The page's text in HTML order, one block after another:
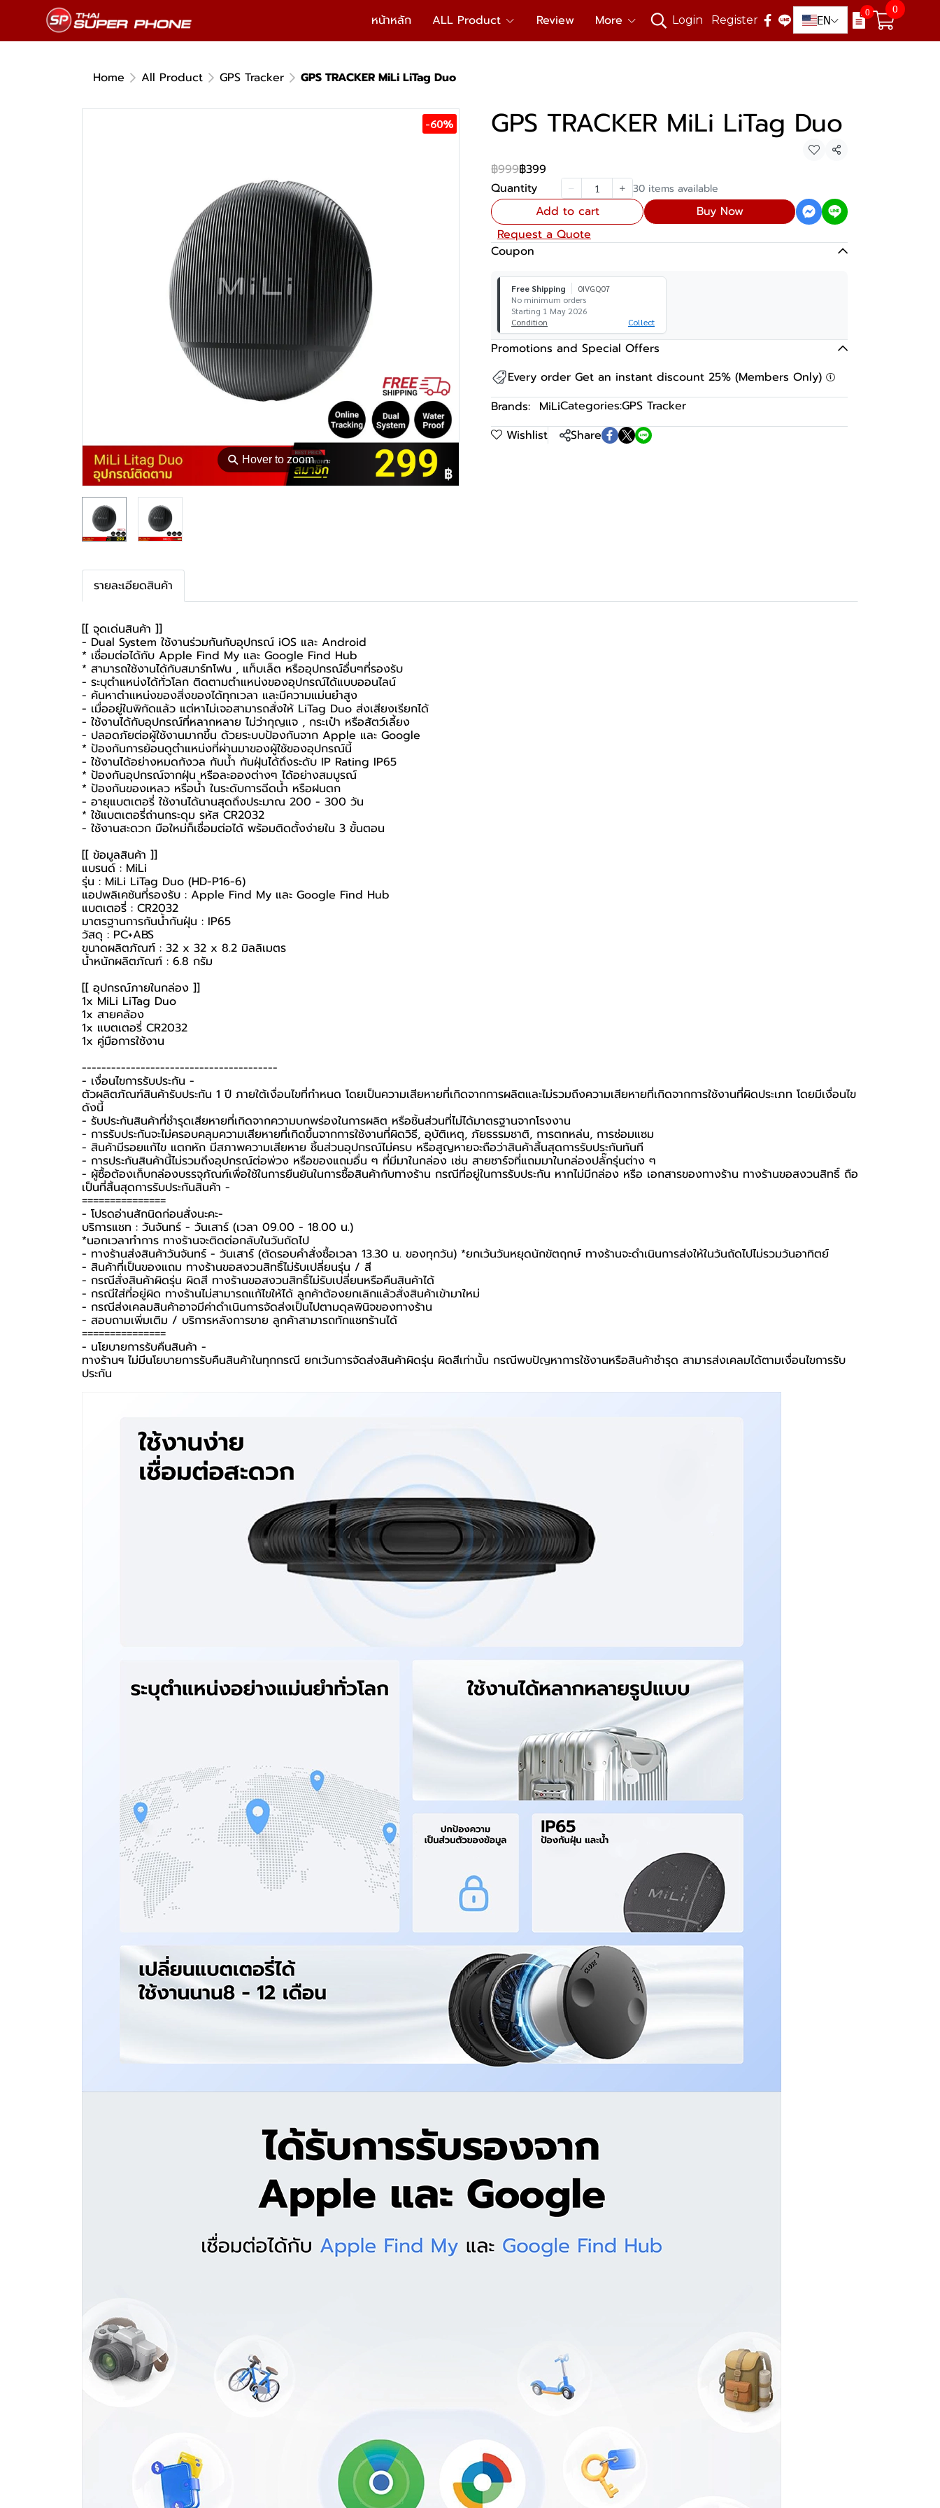
หน้าหลัก ALL Product Review More Login Register EN
0 0
Home All Product GPS Tracker GPS TRACKER MiLi LiTag Duo
⚲ Hover to zoom
-60% GPS TRACKER MiLi LiTag Duo
Share
฿999฿399
Quantity
30 items available
Add to cart
Buy Now
Request a Quote
Coupon
Free Shipping
0IVGQ07
No minimum orders
Starting 1 May 2026
Condition
Collect
Promotions and Special Offers
Every order Get an instant discount 25% (Members Only)
Brands: MiLiCategories:GPS Tracker
Wishlist
Share
รายละเอียดสินค้า
[[ จุดเด่นสินค้า ]]
- Dual System ใช้งานร่วมกันกับอุปกรณ์ iOS และ Android
* เชื่อมต่อได้กับ Apple Find My และ Google Find Hub
* สามารถใช้งานได้กับสมาร์ทโฟน , แท็บเล็ต หรืออุปกรณ์อื่นๆที่รองรับ
- ระบุตำแหน่งได้ทั่วโลก ติดตามตำแหน่งของอุปกรณ์ได้แบบออนไลน์
- ค้นหาตำแหน่งของสิ่งของได้ทุกเวลา และมีความแม่นยำสูง
- เมื่ออยู่ในพิกัดแล้ว แต่หาไม่เจอสามารถสั่งให้ LiTag Duo ส่งเสียงเรียกได้
- ใช้งานได้กับอุปกรณ์ที่หลากหลาย ไม่ว่ากุญแจ , กระเป๋า หรือสัตว์เลี้ยง
- ปลอดภัยต่อผู้ใช้งานมากขึ้น ด้วยระบบป้องกันจาก Apple และ Google
* ป้องกันการย้อนดูตำแหน่งที่ผ่านมาของผู้ใช้ของอุปกรณ์นี้
- ใช้งานได้อย่างหมดกังวล กันน้ำ กันฝุ่นได้ถึงระดับ IP Rating IP65
* ป้องกันอุปกรณ์จากฝุ่น หรือละอองต่างๆ ได้อย่างสมบูรณ์
* ป้องกันของเหลว หรือน้ำ ในระดับการฉีดน้ำ หรือฝนตก
- อายุแบตเตอรี่ ใช้งานได้นานสุดถึงประมาณ 200 - 300 วัน
* ใช้แบตเตอรี่ถ่านกระดุม รหัส CR2032
- ใช้งานสะดวก มือใหม่ก็เชื่อมต่อได้ พร้อมติดตั้งง่ายใน 3 ขั้นตอน
[[ ข้อมูลสินค้า ]]
แบรนด์ : MiLi
รุ่น : MiLi LiTag Duo (HD-P16-6)
แอปพลิเคชันที่รองรับ : Apple Find My และ Google Find Hub
แบตเตอรี่ : CR2032
มาตรฐานการกันน้ำกันฝุ่น : IP65
วัสดุ : PC+ABS
ขนาดผลิตภัณฑ์ : 32 x 32 x 8.2 มิลลิเมตร
น้ำหนักผลิตภัณฑ์ : 6.8 กรัม
[[ อุปกรณ์ภายในกล่อง ]]
1x MiLi LiTag Duo
1x สายคล้อง
1x แบตเตอรี่ CR2032
1x คู่มือการใช้งาน
----------------------------------------
-️ เงื่อนไขการรับประกัน -️
ตัวผลิตภัณฑ์สินค้ารับประกัน 1 ปี ภายใต้เงื่อนไขที่กำหนด โดยเป็นความเสียหายที่เกิดจากการผลิตและไม่รวมถึงความเสียหายที่เกิดจากการใช้งานที่ผิดประเภท โดยมีเงื่อนไข
ดังนี้
- รับประกันสินค้าที่ชำรุดเสียหายที่เกิดจากความบกพร่องในการผลิต หรือชิ้นส่วนที่ไม่ได้มาตรฐานจากโรงงาน
- การรับประกันจะไม่ครอบคลุมความเสียหายที่เกิดขึ้นจากการใช้งานที่ผิดวิธี, อุบัติเหตุ, ภัยธรรมชาติ, การตกหล่น, การซ่อมแซม
- สินค้ามีรอยแก้ไข แตกหัก มีสภาพความเสียหาย ชิ้นส่วนอุปกรณ์ไม่ครบ หรือสูญหายจะถือว่าสินค้าสิ้นสุดการรับประกันทันที
- การประกันสินค้านี้ไม่รวมถึงอุปกรณ์ต่อพ่วง หรือของแถมอื่น ๆ ที่มีมาในกล่อง เช่น สายชาร์จที่แถมมาในกล่องปลั๊กรุ่นต่าง ๆ
-️ ผู้ซื้อต้องเก็บกล่องบรรจุภัณฑ์เพื่อใช้ในการยืนยันในการซื้อสินค้ากับทางร้าน กรณีที่อยู่ในการรับประกัน หากไม่มีกล่อง หรือ เอกสารของทางร้าน ทางร้านขอสงวนสิทธิ์ ถือ
เป็นที่สิ้นสุดการรับประกันสินค้า -️
===============
-️ โปรดอ่านสักนิดก่อนสั่งนะคะ-️
บริการแชท : วันจันทร์ - วันเสาร์ (เวลา 09.00 - 18.00 น.)
*นอกเวลาทำการ ทางร้านจะติดต่อกลับในวันถัดไป
- ทางร้านส่งสินค้าวันจันทร์ - วันเสาร์ (ตัดรอบคำสั่งซื้อเวลา 13.30 น. ของทุกวัน) *ยกเว้นวันหยุดนักขัตฤกษ์ ทางร้านจะดำเนินการส่งให้ในวันถัดไปไม่รวมวันอาทิตย์
- สินค้าที่เป็นของแถม ทางร้านขอสงวนสิทธิ์ไม่รับเปลี่ยนรุ่น / สี
- กรณีสั่งสินค้าผิดรุ่น ผิดสี ทางร้านขอสงวนสิทธิ์ไม่รับเปลี่ยนหรือคืนสินค้าได้
- กรณีใส่ที่อยู่ผิด ทางร้านไม่สามารถแก้ไขให้ได้ ลูกค้าต้องยกเลิกแล้วสั่งสินค้าเข้ามาใหม่
- กรณีส่งเคลมสินค้าอาจมีค่าดำเนินการจัดส่งเป็นไปตามดุลพินิจของทางร้าน
- สอบถามเพิ่มเติม / บริการหลังการขาย ลูกค้าสามารถทักแชทร้านได้
===============
-️ นโยบายการรับคืนสินค้า -️
ทางร้านฯ ไม่มีนโยบายการรับคืนสินค้าในทุกกรณี ยกเว้นการจัดส่งสินค้าผิดรุ่น ผิดสีเท่านั้น กรณีพบปัญหาการใช้งานหรือสินค้าชำรุด สามารส่งเคลมได้ตามเงื่อนไขการรับ
ประกัน